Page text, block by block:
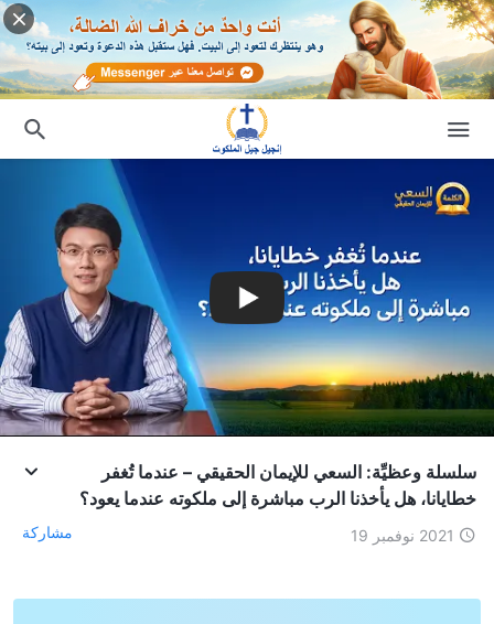
سلسلة وعظيِّة: السعي للإيمان الحقيقي – عندما تُغفر
خطايانا، هل يأخذنا الرب مباشرة إلى ملكوته عندما يعود؟
2021 نوفمبر 19 مشاركة